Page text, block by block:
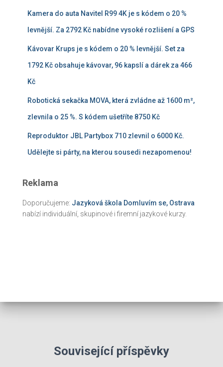
Kamera do auta Navitel R99 4K je s kódem o 20 %
levnější. Za 2792 Kč nabídne vysoké rozlišení a GPS
Kávovar Krups je s kódem o 20 % levnější. Set za
1792 Kč obsahuje kávovar, 96 kapslí a dárek za 466
Kč
Robotická sekačka MOVA, která zvládne až 1600 m²,
zlevnila o 25 %. S kódem ušetříte 8750 Kč
Reproduktor JBL Partybox 710 zlevnil o 6000 Kč.
Udělejte si párty, na kterou sousedi nezapomenou!
Reklama
Doporučujeme: Jazyková škola Domluvím se, Ostrava
nabízí individuální, skupinové i firemní jazykové kurzy.
Související příspěvky